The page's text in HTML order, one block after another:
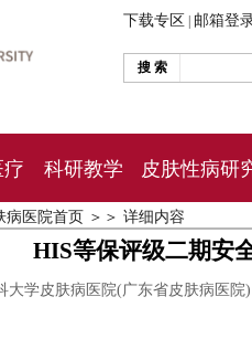
下载专区 邮箱登
搜 索
疗 科研教学 皮肤性病研
病医院首页 ＞＞ 详细内容
HIS等保评级二期安
大学皮肤病医院(广东省皮肤病医院